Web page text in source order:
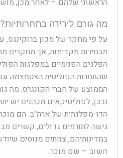
מה גורם לירידה בתחרותיות?
על פי מחקר של מכון ברוקינגס,
מבחירות מקדימות, אך מחקרים
הפלגים הפנימיים במפלגות
שהתחרות הפוליטית הצטמצמה
הממוצע של חברי הקונגרס. מה
ובכן, לפוליטיקאים מכהנים יש
הדו-מפלגתית של ארה"ב. הם
גישה לתורמים גדולים, קשרים
במדינותיהם, צוותים מנוסים
חשוב – שם מוכר.